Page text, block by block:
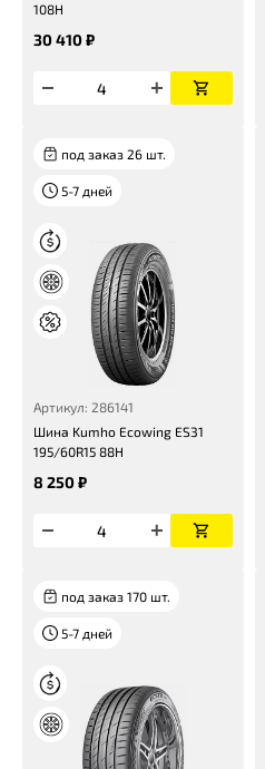
108H
30 410 ₽
под заказ 26 шт.
5-7 дней
Артикул: 286141
Шина Kumho Ecowing ES31
195/60R15 88H
8 250 ₽
под заказ 170 шт.
5-7 дней